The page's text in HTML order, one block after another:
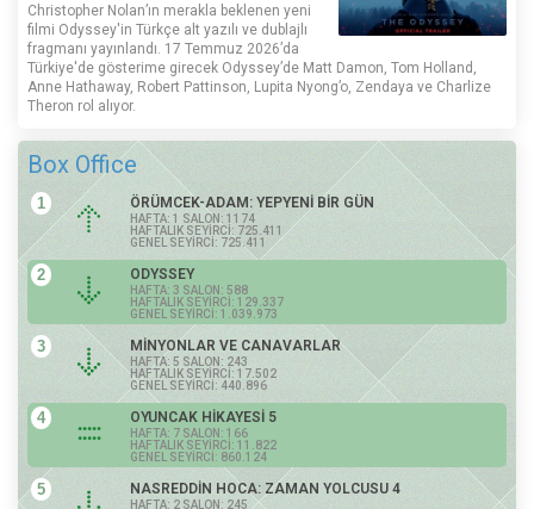
Christopher Nolan’ın merakla beklenen yeni
filmi Odyssey'in Türkçe alt yazılı ve dublajlı
fragmanı yayınlandı. 17 Temmuz 2026’da
Türkiye'de gösterime girecek Odyssey’de Matt Damon, Tom Holland,
Anne Hathaway, Robert Pattinson, Lupita Nyong’o, Zendaya ve Charlize
Theron rol alıyor.
Box Office
1 ÖRÜMCEK-ADAM: YEPYENİ BİR GÜN
HAFTA: 1 SALON: 1174
HAFTALIK SEYİRCİ: 725.411
GENEL SEYİRCİ: 725.411
2 ODYSSEY
HAFTA: 3 SALON: 588
HAFTALIK SEYİRCİ: 129.337
GENEL SEYİRCİ: 1.039.973
3 MİNYONLAR VE CANAVARLAR
HAFTA: 5 SALON: 243
HAFTALIK SEYİRCİ: 17.502
GENEL SEYİRCİ: 440.896
4 OYUNCAK HİKAYESİ 5
HAFTA: 7 SALON: 166
HAFTALIK SEYİRCİ: 11.822
GENEL SEYİRCİ: 860.124
5 NASREDDİN HOCA: ZAMAN YOLCUSU 4
HAFTA: 2 SALON: 245